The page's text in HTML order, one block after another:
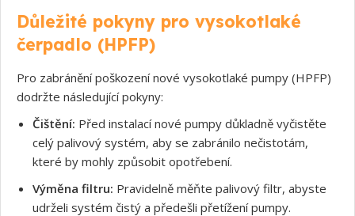
Důležité pokyny pro vysokotlaké
čerpadlo (HPFP)
Pro zabránění poškození nové vysokotlaké pumpy (HPFP)
dodržte následující pokyny:
Čištění: Před instalací nové pumpy důkladně vyčistěte
celý palivový systém, aby se zabránilo nečistotám,
které by mohly způsobit opotřebení.
Výměna filtru: Pravidelně měňte palivový filtr, abyste
udrželi systém čistý a předešli přetížení pumpy.